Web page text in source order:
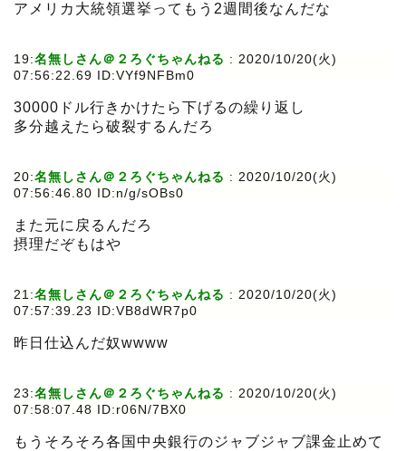
アメリカ大統領選挙ってもう2週間後なんだな
19:名無しさん＠２ろぐちゃんねる : 2020/10/20(火)
07:56:22.69 ID:VYf9NFBm0
30000ドル行きかけたら下げるの繰り返し
多分越えたら破裂するんだろ
20:名無しさん＠２ろぐちゃんねる : 2020/10/20(火)
07:56:46.80 ID:n/g/sOBs0
また元に戻るんだろ
摂理だぞもはや
21:名無しさん＠２ろぐちゃんねる : 2020/10/20(火)
07:57:39.23 ID:VB8dWR7p0
昨日仕込んだ奴wwww
23:名無しさん＠２ろぐちゃんねる : 2020/10/20(火)
07:58:07.48 ID:r06N/7BX0
もうそろそろ各国中央銀行のジャブジャブ課金止めて